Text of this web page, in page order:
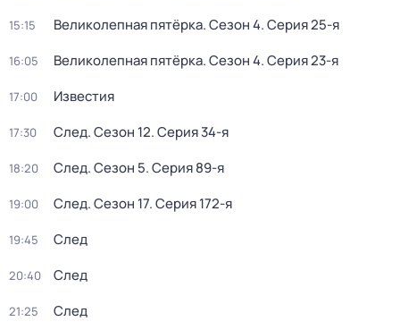
15:15 Великолепная пятёрка. Сезон 4. Серия 25-я
16:05 Великолепная пятёрка. Сезон 4. Серия 23-я
17:00 Известия
17:30 След. Сезон 12. Серия 34-я
18:20 След. Сезон 5. Серия 89-я
19:00 След. Сезон 17. Серия 172-я
19:45 След
20:40 След
21:25 След